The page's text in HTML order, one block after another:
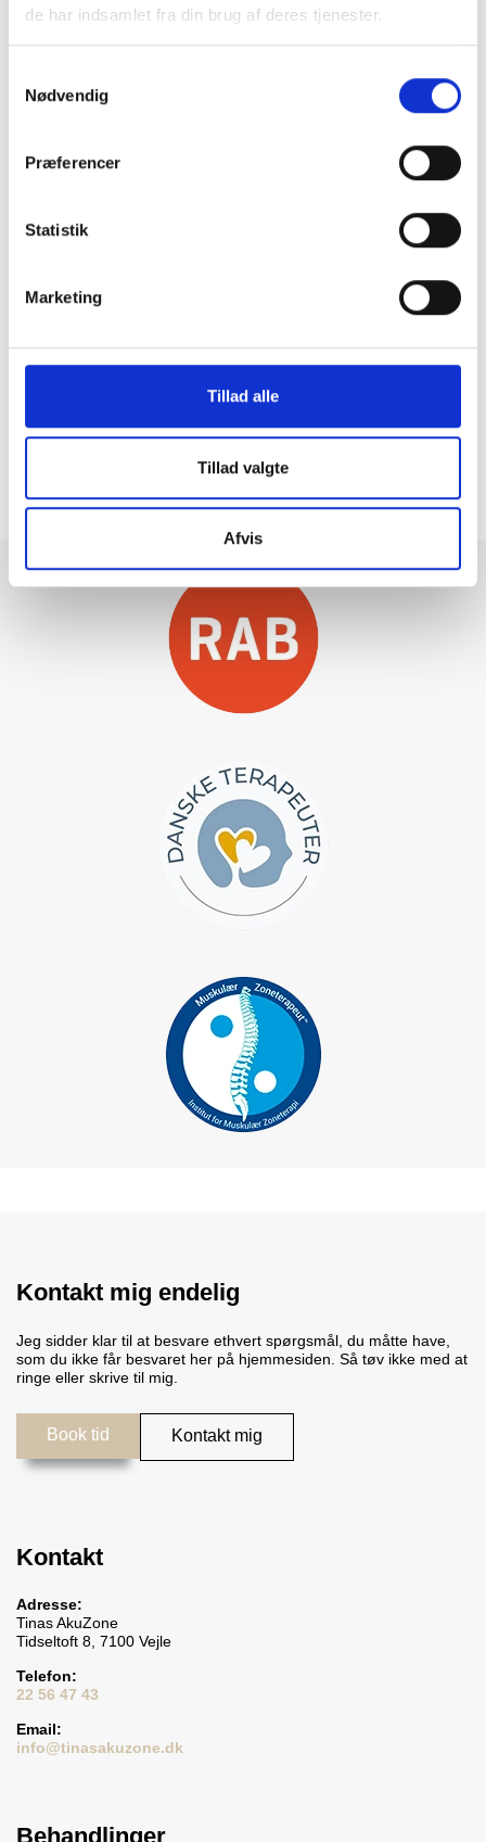
de har indsamlet fra din brug af deres tjenester.
Nødvendig
Præferencer
Statistik
Marketing
Tillad alle
Tillad valgte
Afvis
Udfyld formularen hvis du ønsker at høre mere, og jeg
Kontakt mig endelig
Jeg sidder klar til at besvare ethvert spørgsmål, du måtte have,
som du ikke får besvaret her på hjemmesiden. Så tøv ikke med at
ringe eller skrive til mig.
Book tid Kontakt mig
Kontakt
Adresse:
Tinas AkuZone
Tidseltoft 8, 7100 Vejle
Telefon:
22 56 47 43
Email:
info@tinasakuzone.dk
Behandlinger